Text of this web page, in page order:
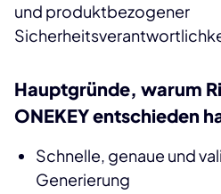
und produktbezogener
Hauptgründe, warum
ONEKEY entschieden
Schnelle, genaue und
Generierung